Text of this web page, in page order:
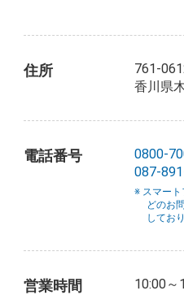
住所
761-
香川県
電話番号 0800-
087-
※ スマー
どのお
してお
営業時間 10:00～